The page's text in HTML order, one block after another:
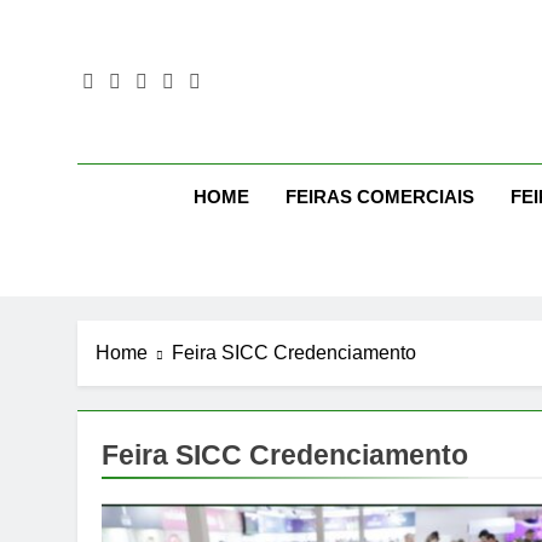
HOME
FEIRAS COMERCIAIS
Home Feira SICC Credenciamento
Feira SICC Credenciamento